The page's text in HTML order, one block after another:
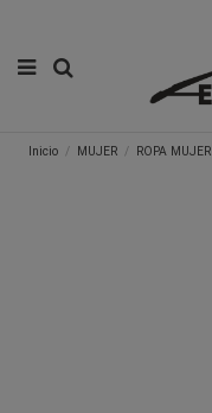
Inicio MUJER ROPA MUJER